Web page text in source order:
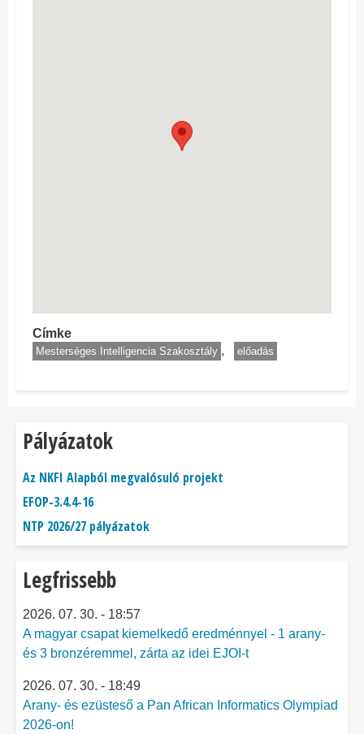
Címke
Mesterséges Intelligencia Szakosztály előadás
Pályázatok
Az NKFI Alapból megvalósuló projekt
EFOP-3.4.4-16
NTP 2026/27 pályázatok
Legfrissebb
2026. 07. 30. - 18:57
A magyar csapat kiemelkedő eredménnyel - 1 arany-
és 3 bronzéremmel, zárta az idei EJOI-t
2026. 07. 30. - 18:49
Arany- és ezüsteső a Pan African Informatics Olympiad
2026-on!